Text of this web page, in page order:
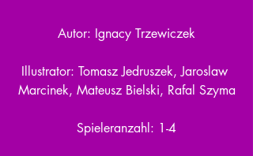
Autor: Ignacy Trzewiczek
Illustrator: Tomasz Jedruszek, Jaroslaw
Marcinek, Mateusz Bielski, Rafal Szyma
Spieleranzahl: 1-4